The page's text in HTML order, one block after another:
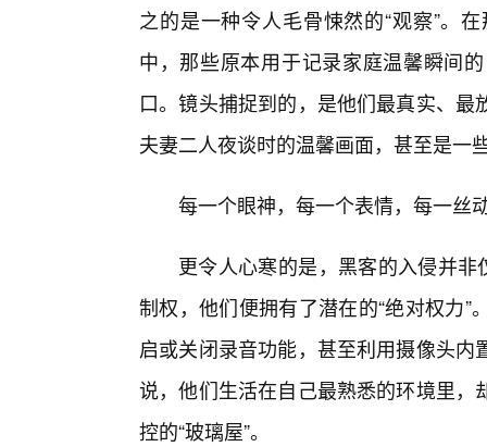
之的是一种令人毛骨悚然的“观察”。
中，那些原本用于记录家庭温馨瞬间
口。镜头捕捉到的，是他们最真实、
夫妻二人夜谈时的温馨画面，甚至是一
每一个眼神，每一个表情，每一丝
更令人心寒的是，黑客的入侵并非
制权，他们便拥有了潜在的“绝对权力
启或关闭录音功能，甚至利用摄像头
说，他们生活在自己最熟悉的环境里
控的“玻璃屋”。